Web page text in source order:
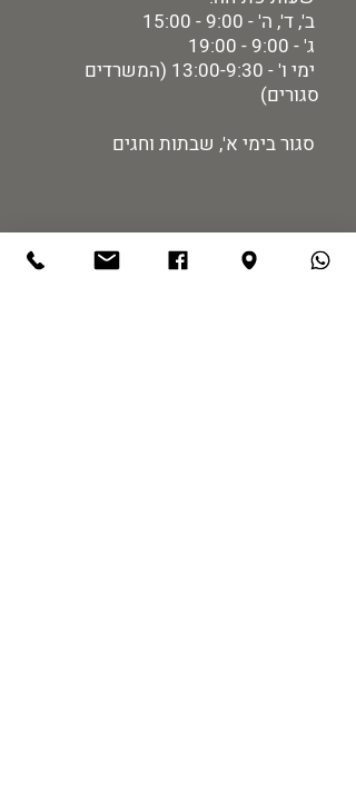
ב', ד', ה' - 9:00 - 15:00
ג' - 9:00 - 19:00
ימי ו' - 13:00-9:30 (המשרדים
סגורים)
סגור בימי א', שבתות וחגים
מידע למבקר:
רכישת כרטיסים